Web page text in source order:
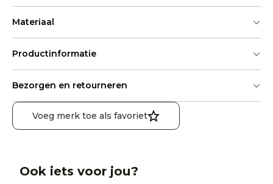
Materiaal
Productinformatie
Bezorgen en retourneren
Voeg merk toe als favoriet
Ook iets voor jou?